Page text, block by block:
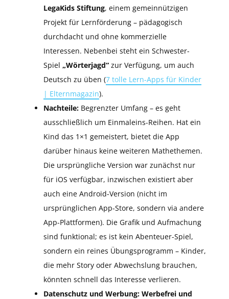
LegaKids Stiftung, einem gemeinnützigen
Projekt für Lernförderung – pädagogisch
durchdacht und ohne kommerzielle
Interessen. Nebenbei steht ein Schwester-
Spiel „Wörterjagd“ zur Verfügung, um auch
Deutsch zu üben (7 tolle Lern-Apps für Kinder
| Elternmagazin).
Nachteile: Begrenzter Umfang – es geht
ausschließlich um Einmaleins-Reihen. Hat ein
Kind das 1×1 gemeistert, bietet die App
darüber hinaus keine weiteren Mathethemen.
Die ursprüngliche Version war zunächst nur
für iOS verfügbar, inzwischen existiert aber
auch eine Android-Version (nicht im
ursprünglichen App-Store, sondern via andere
App-Plattformen). Die Grafik und Aufmachung
sind funktional; es ist kein Abenteuer-Spiel,
sondern ein reines Übungsprogramm – Kinder,
die mehr Story oder Abwechslung brauchen,
könnten schnell das Interesse verlieren.
Datenschutz und Werbung: Werbefrei und